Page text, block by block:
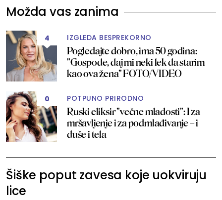
Možda vas zanima
4 IZGLEDA BESPREKORNO
Pogledajte dobro, ima 50 godina:
"Gospode, daj mi neki lek da starim
kao ova žena" FOTO/VIDEO
0 POTPUNO PRIRODNO
Ruski eliksir "večne mladosti": I za
mršavljenje i za podmlađivanje – i
duše i tela
Šiške poput zavesa koje uokviruju
lice